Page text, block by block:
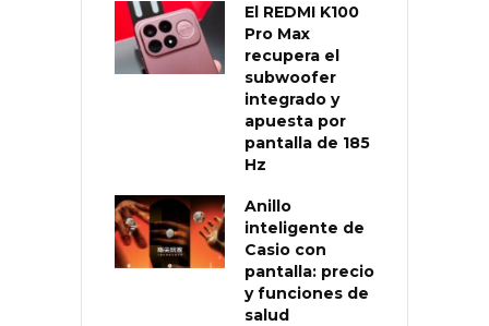
El REDMI K100
Pro Max
recupera el
subwoofer
integrado y
apuesta por
pantalla de 185
Hz
Anillo
inteligente de
Casio con
pantalla: precio
y funciones de
salud